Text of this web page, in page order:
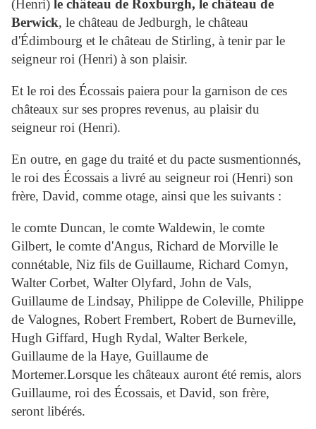
(Henri) le château de Roxburgh, le château de
Berwick, le château de Jedburgh, le château
d'Édimbourg et le château de Stirling, à tenir par le
seigneur roi (Henri) à son plaisir.
Et le roi des Écossais paiera pour la garnison de ces
châteaux sur ses propres revenus, au plaisir du
seigneur roi (Henri).
En outre, en gage du traité et du pacte susmentionnés,
le roi des Écossais a livré au seigneur roi (Henri) son
frère, David, comme otage, ainsi que les suivants :
le comte Duncan, le comte Waldewin, le comte
Gilbert, le comte d'Angus, Richard de Morville le
connétable, Niz fils de Guillaume, Richard Comyn,
Walter Corbet, Walter Olyfard, John de Vals,
Guillaume de Lindsay, Philippe de Coleville, Philippe
de Valognes, Robert Frembert, Robert de Burneville,
Hugh Giffard, Hugh Rydal, Walter Berkele,
Guillaume de la Haye, Guillaume de
Mortemer.Lorsque les châteaux auront été remis, alors
Guillaume, roi des Écossais, et David, son frère,
seront libérés.